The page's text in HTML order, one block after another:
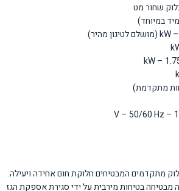
שחור מט
במיוחד)
מתקדמת)
מתקדמים המבטיחים חלוקת חום אחידה ויעילה.
מבטיחה בטיחות מירבית על ידי סגירת אספקת הגז